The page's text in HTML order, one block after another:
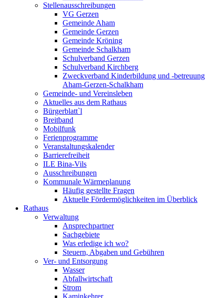
Stellenausschreibungen
VG Gerzen
Gemeinde Aham
Gemeinde Gerzen
Gemeinde Kröning
Gemeinde Schalkham
Schulverband Gerzen
Schulverband Kirchberg
Zweckverband Kinderbildung und -betreuung
Aham-Gerzen-Schalkham
Gemeinde- und Vereinsleben
Aktuelles aus dem Rathaus
Bürgerblatt`l
Breitband
Mobilfunk
Ferienprogramme
Veranstaltungskalender
Barrierefreiheit
ILE Bina-Vils
Ausschreibungen
Kommunale Wärmeplanung
Häufig gestellte Fragen
Aktuelle Fördermöglichkeiten im Überblick
Rathaus
Verwaltung
Ansprechpartner
Sachgebiete
Was erledige ich wo?
Steuern, Abgaben und Gebühren
Ver- und Entsorgung
Wasser
Abfallwirtschaft
Strom
Kaminkehrer